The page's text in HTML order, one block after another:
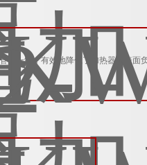
为一组，有效地降低了加热器的表面